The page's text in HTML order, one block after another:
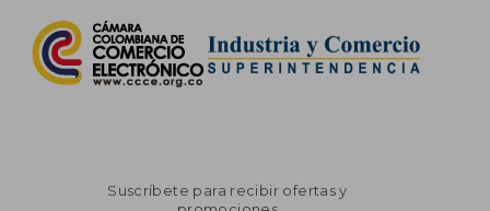
Suscríbete para recibir ofertas y